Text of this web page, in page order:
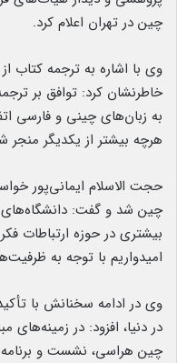
چین در تهران اعلام کرد.
وی با اشاره به ترجمه کتاب‌
خاطرنشان کرد: توافق بر
به زبان‌های چینی و فارسی
هرچه بیشتر از یکدیگر منجر
حجت الاسلام ایمانی‌پور
چین شد و گفت:
بیشتری در حوزه ارتباطات
امیدواریم با توجه به
وی در ادامه سخنانش با
در دنیا، افزود: در زمینه‌های
چین هراسی، نشست و